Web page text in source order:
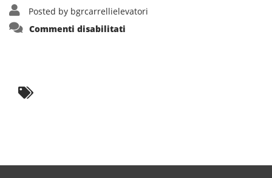
Posted by bgrcarrellielevatori
Commenti disabilitati